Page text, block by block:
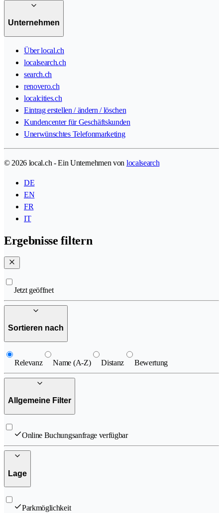
Unternehmen
Über local.ch
localsearch.ch
search.ch
renovero.ch
localcities.ch
Eintrag erstellen / ändern / löschen
Kundencenter für Geschäftskunden
Unerwünschtes Telefonmarketing
© 2026 local.ch - Ein Unternehmen von localsearch
DE
EN
FR
IT
Ergebnisse filtern
Jetzt geöffnet
Sortieren nach
Relevanz Name (A-Z) Distanz Bewertung
Allgemeine Filter
Online Buchungsanfrage verfügbar
Lage
Parkmöglichkeit